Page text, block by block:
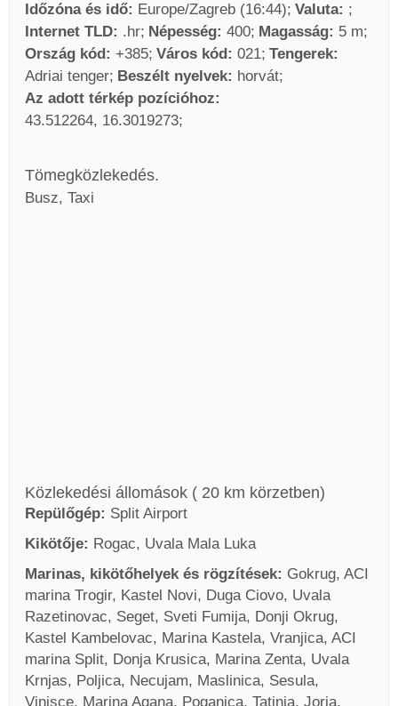
Időzóna és idő: Europe/Zagreb (16:44) Valuta:
Internet TLD: .hr Népesség: 400 Magasság: 5 m
Ország kód: +385 Város kód: 021 Tengerek:
Adriai tenger Beszélt nyelvek: horvát
Az adott térkép pozícióhoz:
43.512264, 16.3019273
Tömegközlekedés.
Busz, Taxi
Közlekedési állomások ( 20 km körzetben)
Repülőgép: Split Airport
Kikötője: Rogac, Uvala Mala Luka
Marinas, kikötőhelyek és rögzítések: Gokrug, ACI
marina Trogir, Kastel Novi, Duga Ciovo, Uvala
Razetinovac, Seget, Sveti Fumija, Donji Okrug,
Kastel Kambelovac, Marina Kastela, Vranjica, ACI
marina Split, Donja Krusica, Marina Zenta, Uvala
Krnjas, Poljica, Necujam, Maslinica, Sesula,
Vinisce, Marina Agana, Poganica, Tatinja, Joria,